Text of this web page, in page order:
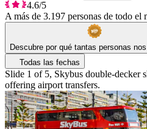
4.6/5
A más de 3.197 personas de todo el
Descubre por qué tantas personas
Todas las fechas
Slide 1 of 5, Skybus double-decker
offering airport transfers.